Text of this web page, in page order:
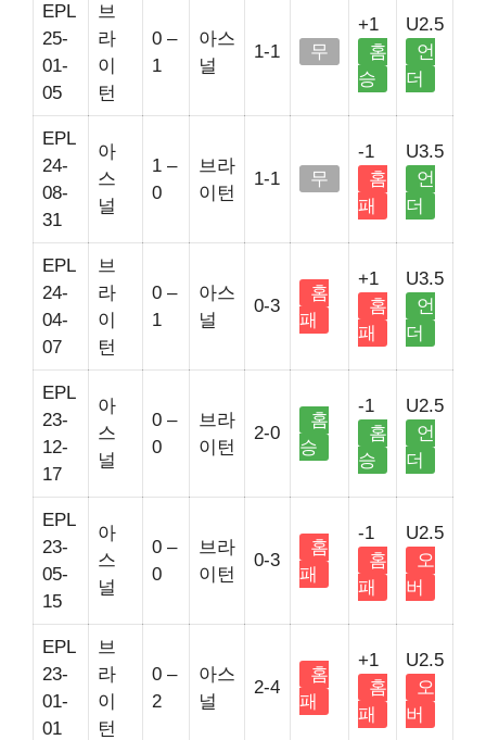
EPL
25-
01-
05
브
라
이
턴
0 –
1
아스
널
1-1 무
+1
홈
승
U2.5
언
더
EPL
24-
08-
31
아
스
널
1 –
0
브라
이턴
1-1 무
-1
홈
패
U3.5
언
더
EPL
24-
04-
07
브
라
이
턴
0 –
1
아스
널
0-3
홈
패
+1
홈
패
U3.5
언
더
EPL
23-
12-
17
아
스
널
0 –
0
브라
이턴
2-0
홈
승
-1
홈
승
U2.5
언
더
EPL
23-
05-
15
아
스
널
0 –
0
브라
이턴
0-3
홈
패
-1
홈
패
U2.5
오
버
EPL
23-
01-
01
브
라
이
턴
0 –
2
아스
널
2-4
홈
패
+1
홈
패
U2.5
오
버